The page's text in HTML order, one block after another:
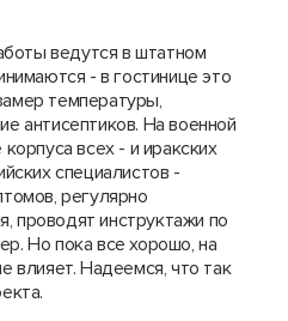
ведутся в штатном
- в гостинице это
температуры,
антисептиков. На военной
всех - и иракских
специалистов -
регулярно
проводят инструктажи по
Но пока все хорошо, на
влияет. Надеемся, что так